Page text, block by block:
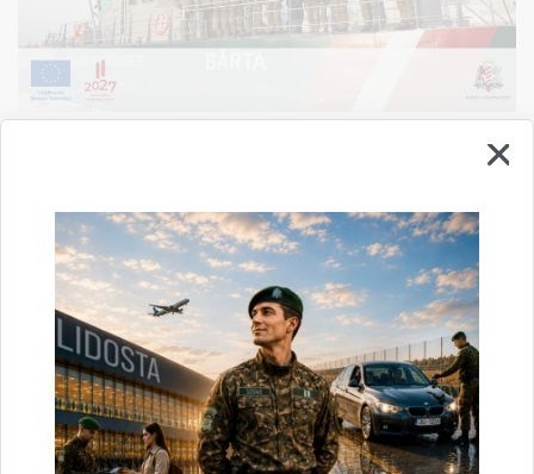
“Patruļkuģa iegāde Valsts robežsardzes
vajadzībām”
16.01.2026.
Finansiālā atbalsta instruments robežu pārvaldībai un
vīzu politikai (2021.-2027.)
Piektdien, 16. janvārī, Liepājā norisinājās projekta ietvaros
iegādātā Valsts robežsardzes patruļkuģa “BĀRTA” kuģa
karoga iesvētīšanai un projekta noslēgumam veltītie
pasākumi, kuros piedalījās iekšlietu ministrs Rihards
Kozlovskis, Iekšlietu ministrijas…